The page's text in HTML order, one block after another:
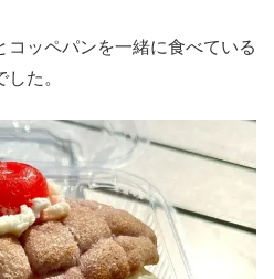
コッペパンを一緒に食べている
た。